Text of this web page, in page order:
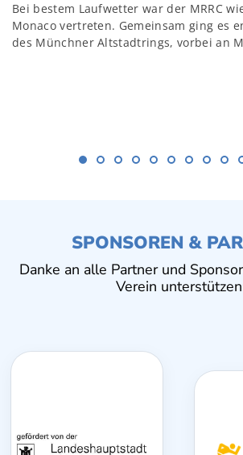
Bei bestem Laufwetter war der MRRC
Monaco vertreten. Gemeinsam ging es
des Münchner Altstadtrings, vorbei an
SPONSOREN &
Danke an alle Partner und
Verein